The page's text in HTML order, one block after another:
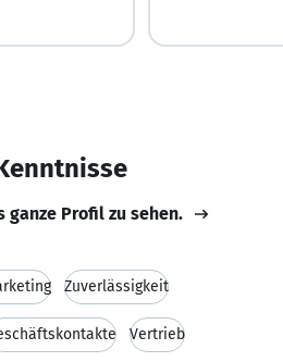
ganze Profil zu sehen.
Zuverlässigkeit
Vertrieb